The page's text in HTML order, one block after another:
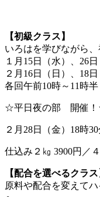
【初級クラス】
いろはを学びながら、
１月15日（水）、26日
２月16日（日）、18日
各回午前10時～11時半
☆平日夜の部 開催
２月28日（金）18時
仕込み２㎏ 3900円／
【配合を選べるクラス
原料や配合を変えて